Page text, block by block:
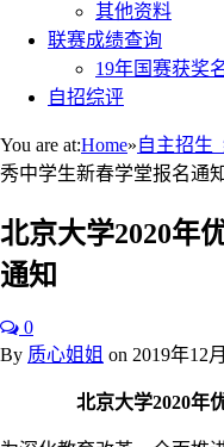
其他资料
联赛成绩查询
19年国赛获奖
自招综评
You are at:Home»自主招生
秀中学生新春学堂报名通
北京大学2020年
通知
0
By 质心姐姐 on 2019年12
北京大学2020年